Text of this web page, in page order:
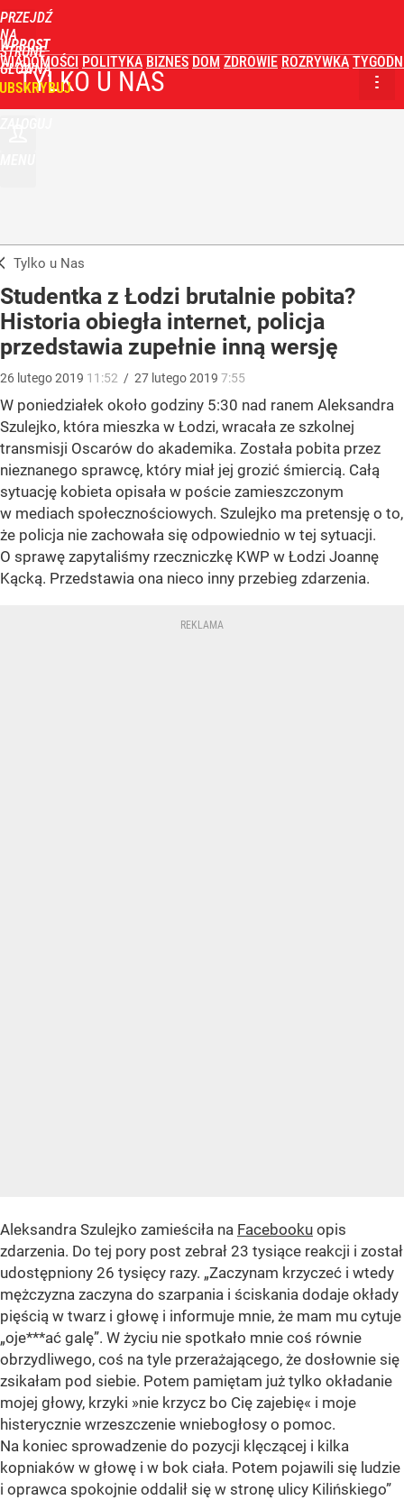
PRZEJDŹ
NA
STRONĘ
GŁÓWNĄ
WPROST
WIADOMOŚCI POLITYKA BIZNES DOM ZDROWIE ROZRYWKA
TYLKO U NAS
Tylko u Nas
Studentka z Łodzi brutalnie pobita?
Historia obiegła internet, policja
przedstawia zupełnie inną wersję
26 lutego2019 11:52 / 27 lutego2019 7:55
W poniedziałek około godziny 5:30 nad ranem Aleksandra
Szulejko, która mieszka w Łodzi, wracała ze szkolnej
transmisji Oscarów do akademika. Została pobita przez
nieznanego sprawcę, który miał jej grozić śmiercią. Całą
sytuację kobieta opisała w poście zamieszczonym
w mediach społecznościowych. Szulejko ma pretensję o to,
że policja nie zachowała się odpowiednio w tej sytuacji.
O sprawę zapytaliśmy rzeczniczkę KWP w Łodzi Joannę
Kącką. Przedstawia ona nieco inny przebieg zdarzenia.
Aleksandra Szulejko zamieściła na Facebooku opis
zdarzenia. Do tej pory post zebrał 23 tysiące reakcji i został
udostępniony 26 tysięcy razy. „Zaczynam krzyczeć i wtedy
mężczyzna zaczyna do szarpania i ściskania dodaje okłady
pięścią w twarz i głowę i informuje mnie, że mam mu cytuje
„oje***ać galę”. W życiu nie spotkało mnie coś równie
obrzydliwego, coś na tyle przerażającego, że dosłownie się
zsikałam pod siebie. Potem pamiętam już tylko okładanie
mojej głowy, krzyki »nie krzycz bo Cię zajebię« i moje
histerycznie wrzeszczenie wniebogłosy o pomoc.
Na koniec sprowadzenie do pozycji klęczącej i kilka
kopniaków w głowę i w bok ciała. Potem pojawili się ludzie
i oprawca spokojnie oddalił się w stronę ulicy Kilińskiego”